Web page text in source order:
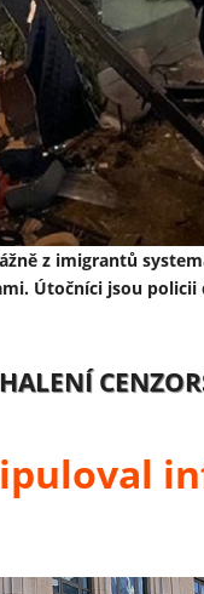
z imigrantů
Útočníci jsou policii